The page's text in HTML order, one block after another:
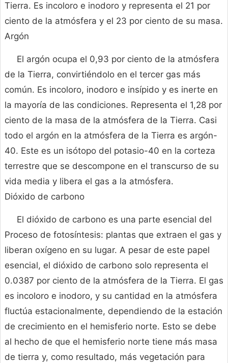
Tierra. Es incoloro e inodoro y representa el 21 por
ciento de la atmósfera y el 23 por ciento de su masa.
Argón
El argón ocupa el 0,93 por ciento de la atmósfera
de la Tierra, convirtiéndolo en el tercer gas más
común. Es incoloro, inodoro e insípido y es inerte en
la mayoría de las condiciones. Representa el 1,28 por
ciento de la masa de la atmósfera de la Tierra. Casi
todo el argón en la atmósfera de la Tierra es argón-
40. Este es un isótopo del potasio-40 en la corteza
terrestre que se descompone en el transcurso de su
vida media y libera el gas a la atmósfera.
Dióxido de carbono
El dióxido de carbono es una parte esencial del
Proceso de fotosíntesis: plantas que extraen el gas y
liberan oxígeno en su lugar. A pesar de este papel
esencial, el dióxido de carbono solo representa el
0.0387 por ciento de la atmósfera de la Tierra. El gas
es incoloro e inodoro, y su cantidad en la atmósfera
fluctúa estacionalmente, dependiendo de la estación
de crecimiento en el hemisferio norte. Esto se debe
al hecho de que el hemisferio norte tiene más masa
de tierra y, como resultado, más vegetación para